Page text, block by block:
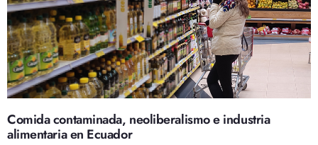
Comida contaminada, neoliberalismo e industria
alimentaria en Ecuador